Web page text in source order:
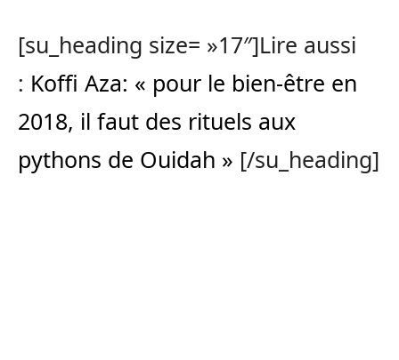
[su_heading size= »17″]Lire aussi
: Koffi Aza: « pour le bien-être en
2018, il faut des rituels aux
pythons de Ouidah » [/su_heading]